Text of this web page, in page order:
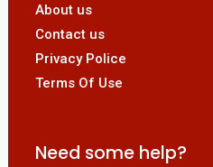
About us
Contact us
Privacy Police
Terms Of Use
Need some help?